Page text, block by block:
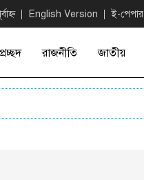
English Version ই-পেপার
প্রচ্ছদ রাজনীতি জাতীয়